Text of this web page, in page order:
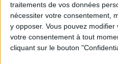
traitements de vos données
nécessiter votre consentement,
y opposer. Vous pouvez
votre consentement à tout
cliquant sur le bouton